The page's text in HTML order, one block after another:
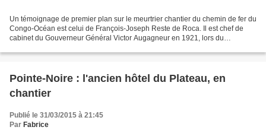
Un témoignage de premier plan sur le meurtrier chantier du chemin de fer du
Congo-Océan est celui de François-Joseph Reste de Roca. Il est chef de
cabinet du Gouverneur Général Victor Augagneur en 1921, lors du
Pointe-Noire : l'ancien hôtel du Plateau, en
chantier
Publié le 31/03/2015 à 21:45
Par Fabrice